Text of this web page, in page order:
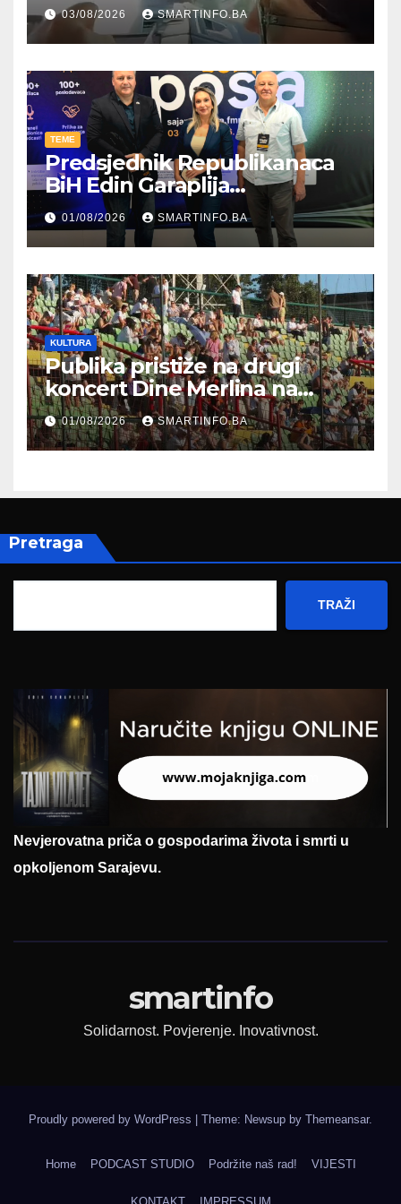
03/08/2026 SMARTINFO.BA
TEME
Predsjednik Republikanaca
BiH Edin Garaplija
prisustvovao prezentaciji
Federalnog sajma
zapošljavanja
01/08/2026 SMARTINFO.BA
KULTURA
Publika pristiže na drugi
koncert Dine Merlina na
Koševu
01/08/2026 SMARTINFO.BA
Pretraga
TRAŽI
Nevjerovatna priča o gospodarima života i smrti u
opkoljenom Sarajevu.
smartinfo
Solidarnost. Povjerenje. Inovativnost.
Proudly powered by WordPress Theme: Newsup by Themeansar.
Home PODCAST STUDIO Podržite naš rad! VIJESTI